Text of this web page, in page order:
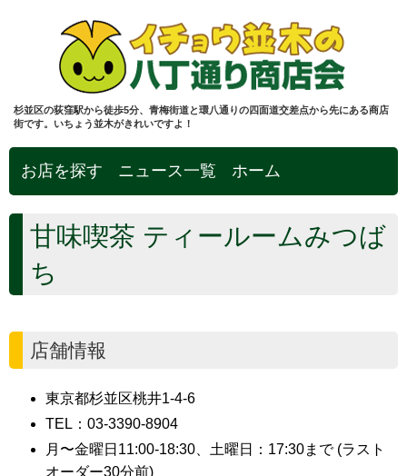
杉並区の荻窪駅から徒歩5分、青梅街道と環八通りの四面道交差点から先にある商店
街です。いちょう並木がきれいですよ！
お店を探す ニュース一覧 ホーム
甘味喫茶 ティールームみつば
ち
店舗情報
東京都杉並区桃井1-4-6
TEL：03-3390-8904
月〜金曜日11:00-18:30、土曜日：17:30まで (ラスト
オーダー30分前)